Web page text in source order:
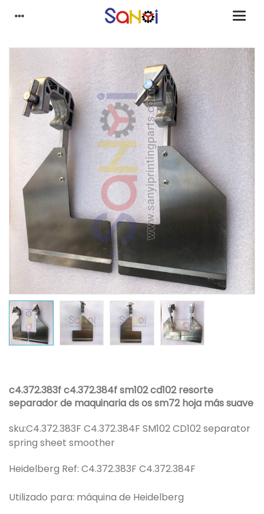
c4.372.383f c4.372.384f sm102 cd102 resorte
separador de maquinaria ds os sm72 hoja más suave
sku:C4.372.383F C4.372.384F SM102 CD102 separator
spring sheet smoother
Heidelberg Ref: C4.372.383F C4.372.384F
Utilizado para: máquina de Heidelberg